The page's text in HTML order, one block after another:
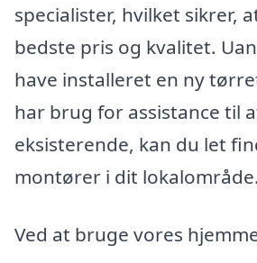
specialister, hvilket sikrer,
bedste pris og kvalitet.
have installeret en ny
har brug for assistance til
eksisterende, kan du let
montører i dit lokalområde.
Ved at bruge vores